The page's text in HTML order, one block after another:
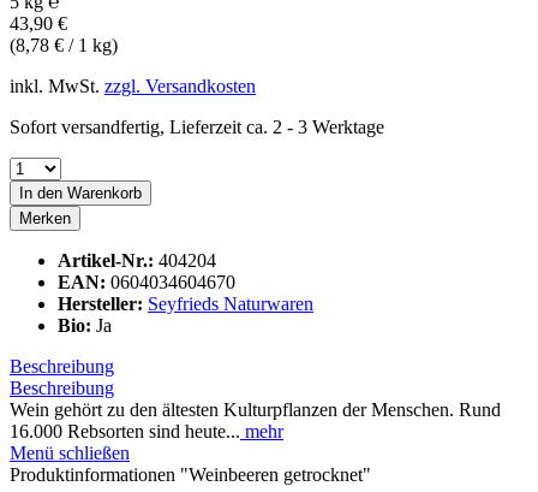
43,90 €
(8,78 € / 1 kg)
inkl. MwSt. zzgl. Versandkosten
Sofort versandfertig, Lieferzeit ca. 2 - 3 Werktage
In den Warenkorb
Merken
Artikel-Nr.: 404204
EAN: 0604034604670
Hersteller: Seyfrieds Naturwaren
Bio: Ja
Beschreibung
Beschreibung
Wein gehört zu den ältesten Kulturpflanzen der Menschen. Rund
16.000 Rebsorten sind heute... mehr
Menü schließen
Produktinformationen "Weinbeeren getrocknet"